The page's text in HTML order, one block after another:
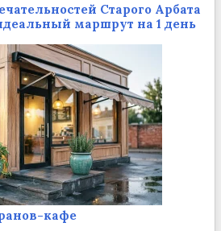
Старого Арбата
маршрут на 1 день
кафе